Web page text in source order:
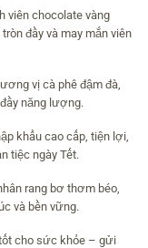
viên chocolate vàng
đầy và may mắn viên
vị cà phê đậm đà,
năng lượng.
khẩu cao cấp, tiện lợi,
tiệc ngày Tết.
rang bơ thơm béo,
và bền vững.
cho sức khỏe – gửi